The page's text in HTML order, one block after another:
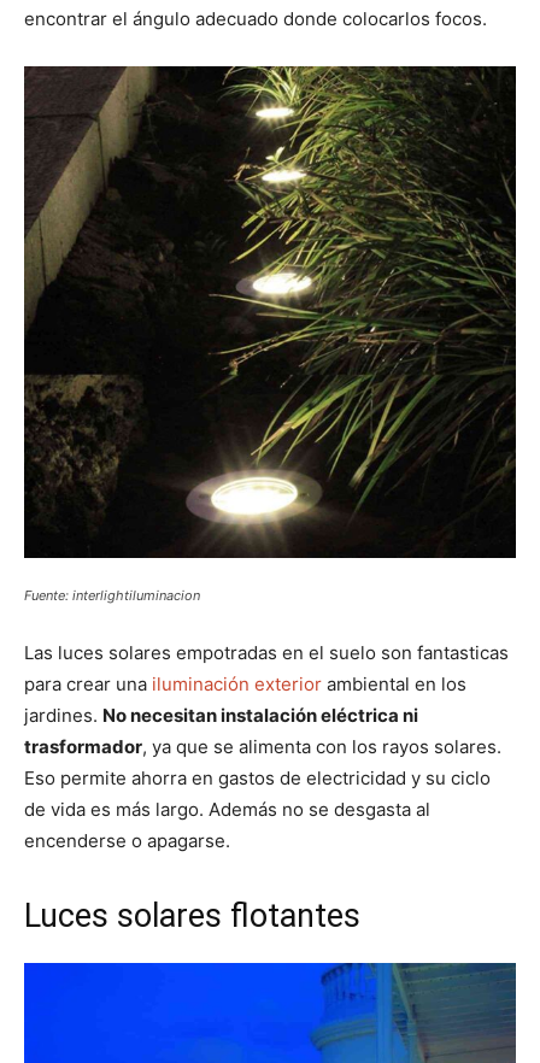
encontrar el ángulo adecuado donde colocarlos focos.
Fuente: interlightiluminacion
Las luces solares empotradas en el suelo son fantasticas
para crear una iluminación exterior ambiental en los
jardines. No necesitan instalación eléctrica ni
trasformador, ya que se alimenta con los rayos solares.
Eso permite ahorra en gastos de electricidad y su ciclo
de vida es más largo. Además no se desgasta al
encenderse o apagarse.
Luces solares flotantes